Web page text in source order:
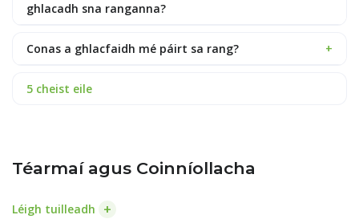
ghlacadh sna ranganna?
Conas a ghlacfaidh mé páirt sa rang? +
5 cheist eile
Téarmaí agus Coinníollacha
Léigh tuilleadh +